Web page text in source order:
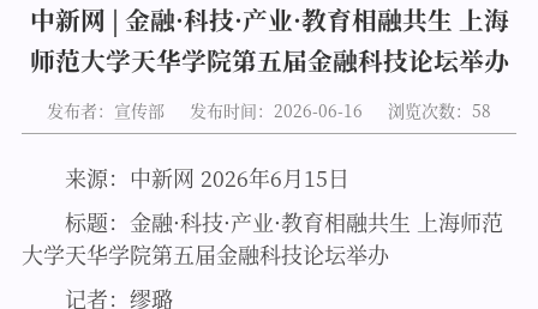
中新网 | 金融·科技·产业·教育相融共生 上海
师范大学天华学院第五届金融科技论坛举办
发布者：宣传部 发布时间：2026-06-16 浏览次数： 58
来源：中新网 2026年6月15日
标题：金融·科技·产业·教育相融共生 上海师范
大学天华学院第五届金融科技论坛举办
记者： 缪璐